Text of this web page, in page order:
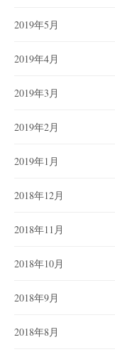
2019年5月
2019年4月
2019年3月
2019年2月
2019年1月
2018年12月
2018年11月
2018年10月
2018年9月
2018年8月